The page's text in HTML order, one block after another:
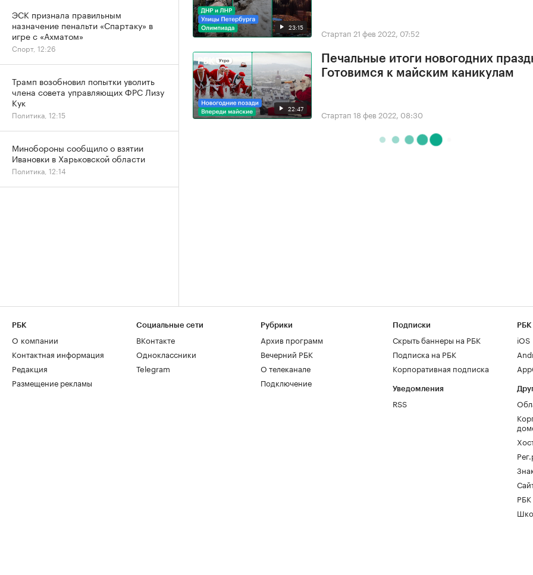
23:15 Стартап 21 фев 2022, 07:52
22:47
Печальные итоги новогодних
Готовимся к майским каникулам
Стартап 18 фев 2022, 08:30
ЭСК признала правильным
назначение пенальти «Спартаку» в
игре с «Ахматом»
Спорт, 12:26
Трамп возобновил попытки уволить
члена совета управляющих ФРС Лизу
Кук
Политика, 12:15
Минобороны сообщило о взятии
Ивановки в Харьковской области
Политика, 12:14
РБК
О компании
Контактная информация
Редакция
Размещение рекламы
Социальные сети
ВКонтакте
Одноклассники
Telegram
Рубрики
Архив программ
Вечерний РБК
О телеканале
Подключение
Подписки
Скрыть баннеры на РБК
Подписка на РБК
Корпоративная подписка
Уведомления
RSS
РБК
iOS